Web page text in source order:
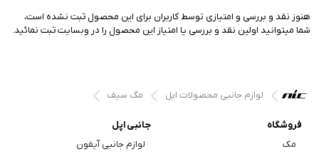
هنوز نقد و بررسی و امتیازی توسط کاربران برای این محصول ثبت نشده است،
شما میتوانید اولین نقد و بررسی یا امتیاز این محصول را در وبسایت ثبت نمائید.
لوازم جانبی محصولات اپل مگ سیف
فروشگاه
مک
جانبی اپل
لوازم جانبی آیفون